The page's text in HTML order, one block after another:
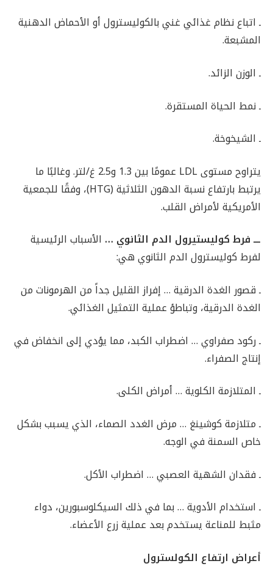
ـ اتباع نظام غذائي غني بالكوليسترول أو الأحماض الدهنية
المشبعة.
ـ الوزن الزائد.
ـ نمط الحياة المستقرة.
ـ الشيخوخة.
يتراوح مستوى LDL عمومًا بين 1.3 و2.5 غ/لتر. وغالبًا ما
يرتبط بارتفاع نسبة الدهون الثلاثية (HTG)، وفقًا للجمعية
الأمريكية لأمراض القلب.
ـــ فرط كوليستيرول الدم الثانوي … الأسباب الرئيسية
لفرط كوليسترول الدم الثانوي هي:
ـ قصور الغدة الدرقية … إفراز القليل جداً من الهرمونات من
الغدة الدرقية، وتباطؤ عملية التمثيل الغذائي.
ـ ركود صفراوي … اضطراب الكبد، مما يؤدي إلى انخفاض في
إنتاج الصفراء.
ـ المتلازمة الكلوية … أمراض الكلى.
ـ متلازمة كوشينغ … مرض الغدد الصماء، الذي يسبب بشكل
خاص السمنة في الوجه.
ـ فقدان الشهية العصبي … اضطراب الأكل.
ـ استخدام الأدوية … بما في ذلك السيكلوسبورين، دواء
مثبط للمناعة يستخدم بعد عملية زرع الأعضاء.
أعراض ارتفاع الكولسترول